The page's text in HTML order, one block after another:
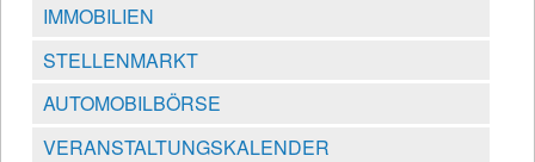
IMMOBILIEN
STELLENMARKT
AUTOMOBILBÖRSE
VERANSTALTUNGSKALENDER